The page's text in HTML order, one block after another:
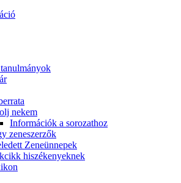
nekem
Információk a sorozathoz
zeneszerzők
Zeneünnepek
hiszékenyeknek